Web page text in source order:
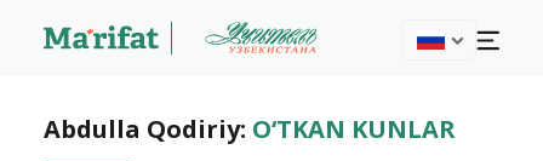
Abdulla Qodiriy: O‘TKAN KUNLAR